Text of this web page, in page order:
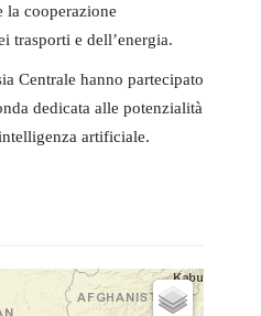
la cooperazione
trasporti e dell’energia.
Centrale hanno partecipato
dedicata alle potenzialità
artificiale.